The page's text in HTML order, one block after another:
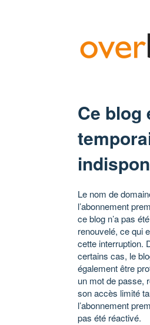
Ce blog
Le nom de
l’abonnement
ce blog n’a pas été
renouvelé, ce qui
cette interruption.
certains cas, le
également être
un mot de passe,
son accès limité
l’abonnement
pas été réactivé.